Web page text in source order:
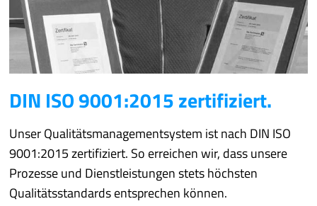
DIN ISO 9001:2015 zertifiziert.
Unser Qualitätsmanagementsystem ist nach DIN ISO
9001:2015 zertifiziert. So erreichen wir, dass unsere
Prozesse und Dienstleistungen stets höchsten
Qualitätsstandards entsprechen können.